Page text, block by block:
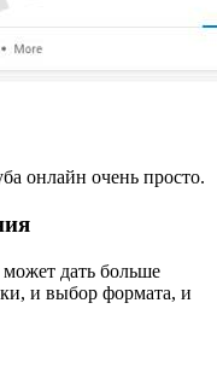
онлайн очень просто.
дать больше
и выбор формата, и